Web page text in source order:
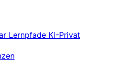
Lernpfade KI-Privat